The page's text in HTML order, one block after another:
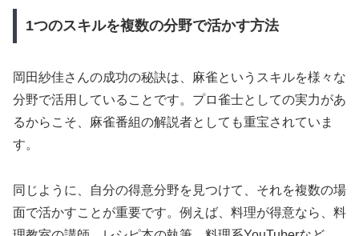
1つのスキルを複数の分野で活かす方法
岡田紗佳さんの成功の秘訣は、麻雀というスキルを様々な
分野で活用していることです。プロ雀士としての実力があ
るからこそ、麻雀番組の解説者としても重宝されていま
す。
同じように、自分の得意分野を見つけて、それを複数の場
面で活かすことが重要です。例えば、料理が得意なら、料